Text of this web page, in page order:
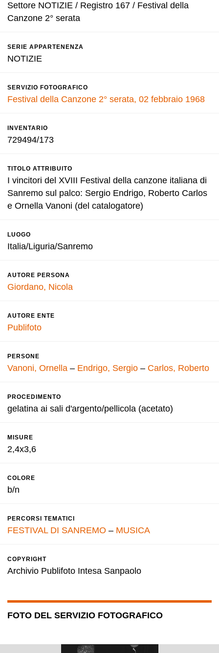
Settore NOTIZIE / Registro 167 / Festival della
Canzone 2° serata
SERIE APPARTENENZA
NOTIZIE
SERVIZIO FOTOGRAFICO
Festival della Canzone 2° serata, 02 febbraio 1968
INVENTARIO
729494/173
TITOLO ATTRIBUITO
I vincitori del XVIII Festival della canzone italiana di
Sanremo sul palco: Sergio Endrigo, Roberto Carlos
e Ornella Vanoni (del catalogatore)
LUOGO
Italia/Liguria/Sanremo
AUTORE PERSONA
Giordano, Nicola
AUTORE ENTE
Publifoto
PERSONE
Vanoni, Ornella – Endrigo, Sergio – Carlos, Roberto
PROCEDIMENTO
gelatina ai sali d'argento/pellicola (acetato)
MISURE
2,4x3,6
COLORE
b/n
PERCORSI TEMATICI
FESTIVAL DI SANREMO – MUSICA
COPYRIGHT
Archivio Publifoto Intesa Sanpaolo
FOTO DEL SERVIZIO FOTOGRAFICO